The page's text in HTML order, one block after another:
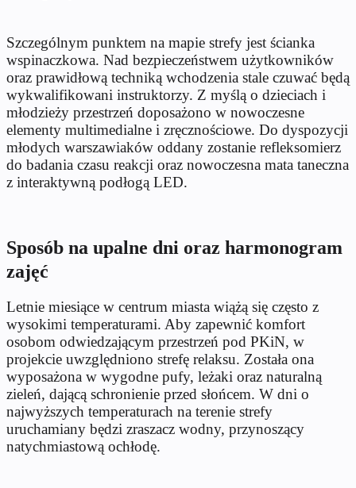
Szczególnym punktem na mapie strefy jest ścianka
wspinaczkowa. Nad bezpieczeństwem użytkowników
oraz prawidłową techniką wchodzenia stale czuwać będą
wykwalifikowani instruktorzy. Z myślą o dzieciach i
młodzieży przestrzeń doposażono w nowoczesne
elementy multimedialne i zręcznościowe. Do dyspozycji
młodych warszawiaków oddany zostanie refleksomierz
do badania czasu reakcji oraz nowoczesna mata taneczna
z interaktywną podłogą LED.
Sposób na upalne dni oraz harmonogram
zajęć
Letnie miesiące w centrum miasta wiążą się często z
wysokimi temperaturami. Aby zapewnić komfort
osobom odwiedzającym przestrzeń pod PKiN, w
projekcie uwzględniono strefę relaksu. Została ona
wyposażona w wygodne pufy, leżaki oraz naturalną
zieleń, dającą schronienie przed słońcem. W dni o
najwyższych temperaturach na terenie strefy
uruchamiany będzi zraszacz wodny, przynoszący
natychmiastową ochłodę.